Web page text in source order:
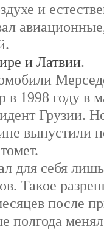
и
и Латвии.
в 1998 году в
Грузии.
выпустили
для себя
Такое
после
полгода